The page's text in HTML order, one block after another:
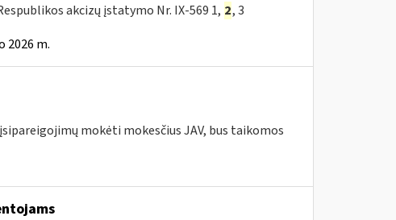
akcizų įstatymo Nr. IX-569 1, 2, 3
2026 m.
mokėti mokesčius JAV, bus taikomos